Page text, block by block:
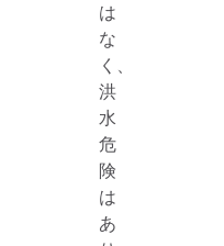
は
な
く、
洪
水
危
険
は
あ